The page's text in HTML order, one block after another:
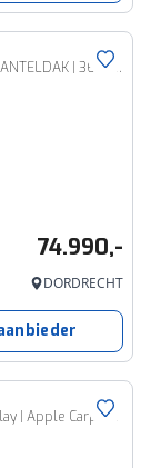
IONIQ 9 Connect+ 7p. 110.3 kWh | 7-PERS. | SCHUIFKANTELDAK | 360CAMERA | LEDER | ELEKT. VERST.STOELEN | BLIND-SPOT | BOSE | V2L |
74.990,-
DORDRECHT
EV Fashion 39 kWh | Navi | Trekhaak | Head Up Display | Apple Carplay & Android Auto |